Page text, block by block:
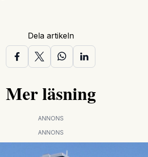
Dela artikeln
Mer läsning
ANNONS
ANNONS